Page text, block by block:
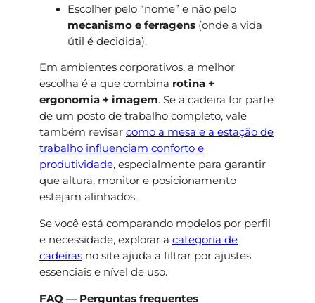
Escolher pelo “nome” e não pelo
mecanismo e ferragens (onde a vida
útil é decidida).
Em ambientes corporativos, a melhor
escolha é a que combina rotina +
ergonomia + imagem. Se a cadeira for parte
de um posto de trabalho completo, vale
também revisar como a mesa e a estação de
trabalho influenciam conforto e
produtividade, especialmente para garantir
que altura, monitor e posicionamento
estejam alinhados.
Se você está comparando modelos por perfil
e necessidade, explorar a categoria de
cadeiras no site ajuda a filtrar por ajustes
essenciais e nível de uso.
FAQ — Perguntas frequentes